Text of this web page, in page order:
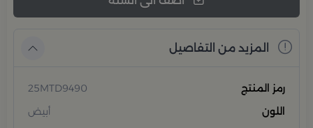
المزيد من التفاصيل
رمز المنتج
25MTD9490
اللون
أبيض